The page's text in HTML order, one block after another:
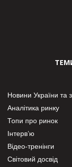
Новини України та
Аналітика ринку
Топи про ринок
Інтерв’ю
Відео-тренінги
Світовий досвід